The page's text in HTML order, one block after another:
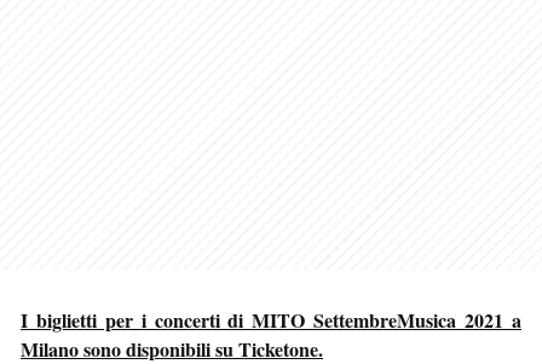
I biglietti per i concerti di MITO SettembreMusica 2021 a
Milano sono disponibili su Ticketone.